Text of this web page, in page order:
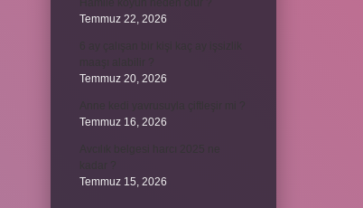
Temmuz 22, 2026
Temmuz 20, 2026
Temmuz 16, 2026
Temmuz 15, 2026